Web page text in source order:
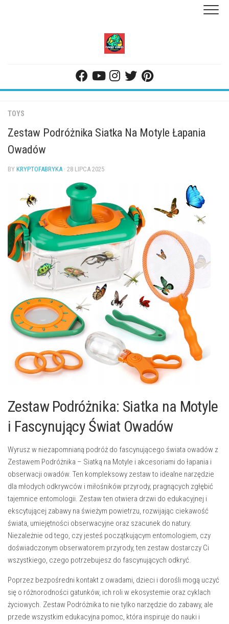
TOYS
Zestaw Podróżnika Siatka Na Motyle Łapania
Owadów
BY KRYPTOFABRYKA · 28 LIPCA 2025
Zestaw Podróżnika: Siatka na Motyle
i Fascynujący Świat Owadów
Wyrusz w niezapomnianą podróż do fascynującego świata owadów z
Zestawem Podróżnika – Siatką na Motyle i akcesoriami do łapania i
obserwacji owadów. Ten kompleksowy zestaw to idealne narzędzie
dla młodych odkrywców i miłośników przyrody, pragnących zgłębić
tajemnice entomologii. Zestaw ten otwiera drzwi do edukacyjnej i
ekscytującej zabawy na świeżym powietrzu, rozwijając ciekawość
świata, umiejętności obserwacyjne oraz szacunek do natury.
Niezależnie od tego, czy jesteś początkującym entomologiem, czy
doświadczonym obserwatorem przyrody, ten zestaw dostarczy Ci
wszystkiego, czego potrzebujesz do fascynujących odkryć.
Poprzez bezpośredni kontakt z owadami, dzieci i dorośli mogą uczyć
się o różnorodności gatunków, ich roli w ekosystemie oraz cyklach
życiowych. Zestaw Podróżnika to nie tylko narzędzie do zabawy, ale
przede wszystkim edukacyjna pomoc, która inspiruje do nauki i